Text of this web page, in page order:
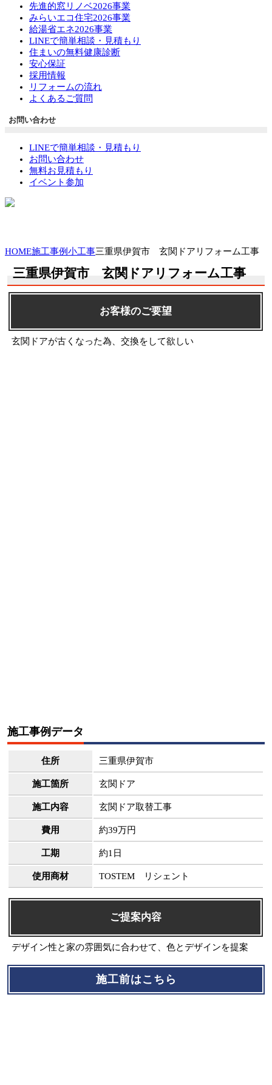
先進的窓リノベ2026事業
みらいエコ住宅2026事業
給湯省エネ2026事業
LINEで簡単相談・見積もり
住まいの無料健康診断
安心保証
採用情報
リフォームの流れ
よくあるご質問
お問い合わせ
LINEで簡単相談・見積もり
お問い合わせ
無料お見積もり
イベント参加
HOME施工事例小工事三重県伊賀市 玄関ドアリフォーム工事
三重県伊賀市 玄関ドアリフォーム工事
お客様のご要望
玄関ドアが古くなった為、交換をして欲しい
施工事例データ
住所 三重県伊賀市
施工箇所 玄関ドア
施工内容 玄関ドア取替工事
費用 約39万円
工期 約1日
使用商材 TOSTEM リシェント
ご提案内容
デザイン性と家の雰囲気に合わせて、色とデザインを提案
施工前はこちら